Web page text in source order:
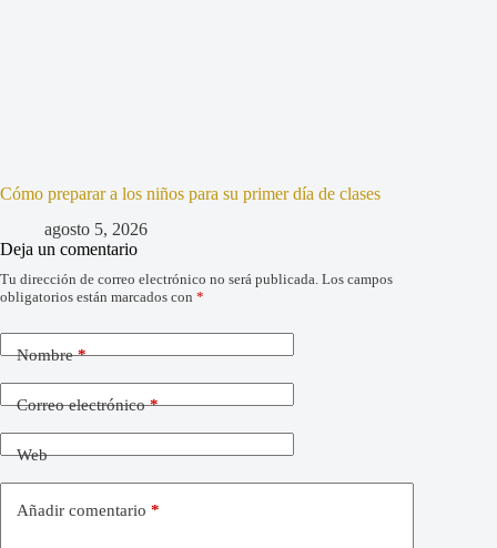
Cómo preparar a los niños para su primer día de clases
agosto 5, 2026
Deja un comentario
Tu dirección de correo electrónico no será publicada. Los campos
obligatorios están marcados con *
Nombre*
Correo electrónico*
Web
Añadir comentario *